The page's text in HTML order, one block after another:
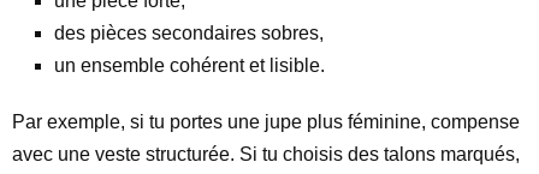
des pièces secondaires sobres,
un ensemble cohérent et lisible.
Par exemple, si tu portes une jupe plus féminine, compense
avec une veste structurée. Si tu choisis des talons marqués,